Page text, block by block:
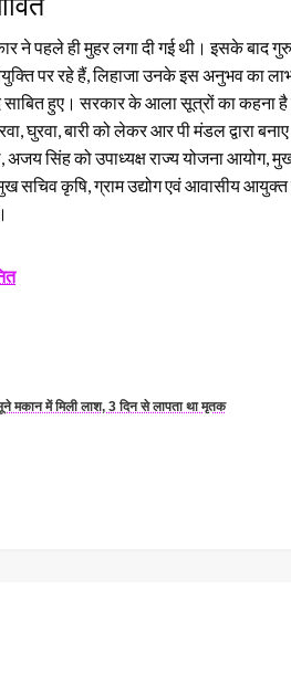
पहले ही मुहर लगा दी गई थी। इसके बाद
पर रहे हैं, लिहाजा उनके इस अनुभव का
हुए। सरकार के आला सूत्रों का कहना
घुरवा, बारी को लेकर आर पी मंडल द्वारा
सिंह को उपाध्यक्ष राज्य योजना आयोग,
सचिव कृषि, ग्राम उद्योग एवं आवासीय
मकान में मिली लाश, 3 दिन से लापता था मृतक